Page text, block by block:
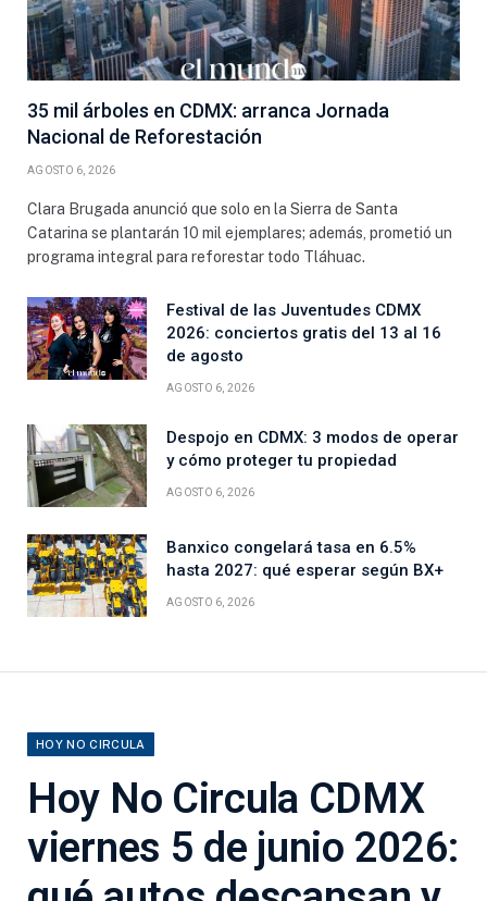
35 mil árboles en CDMX: arranca Jornada
Nacional de Reforestación
AGOSTO 6, 2026
Clara Brugada anunció que solo en la Sierra de Santa
Catarina se plantarán 10 mil ejemplares; además, prometió un
programa integral para reforestar todo Tláhuac.
Festival de las Juventudes CDMX
2026: conciertos gratis del 13 al 16
de agosto
AGOSTO 6, 2026
Despojo en CDMX: 3 modos de operar
y cómo proteger tu propiedad
AGOSTO 6, 2026
Banxico congelará tasa en 6.5%
hasta 2027: qué esperar según BX+
AGOSTO 6, 2026
HOY NO CIRCULA
Hoy No Circula CDMX
viernes 5 de junio 2026: